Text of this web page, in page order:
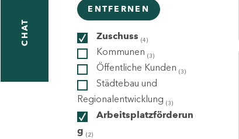
CHAT
ENTFERNEN
Zuschuss (4)
Kommunen (3)
Öffentliche Kunden (3)
Städtebau und
Regionalentwicklung (3)
Arbeitsplatzförderun
g (2)